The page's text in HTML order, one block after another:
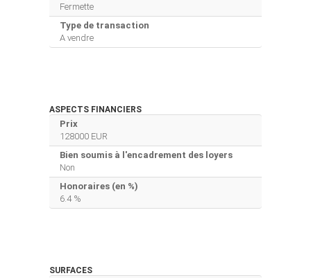
Fermette
Type de transaction
A vendre
ASPECTS FINANCIERS
Prix
128000 EUR
Bien soumis à l'encadrement des loyers
Non
Honoraires (en %)
6.4 %
SURFACES